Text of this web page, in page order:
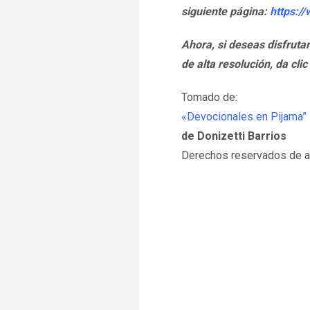
siguiente página: https://
Ahora, si deseas
de alta resolución, da clic
Tomado de:
«Devocionales en Pijama”
de Donizetti Barrios
Derechos reservados de